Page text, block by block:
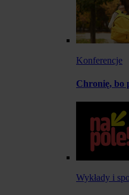
Konferencje
Chronię, bo
Wykłady i